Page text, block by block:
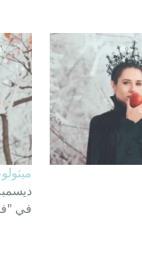
ديسمبر 8,
في